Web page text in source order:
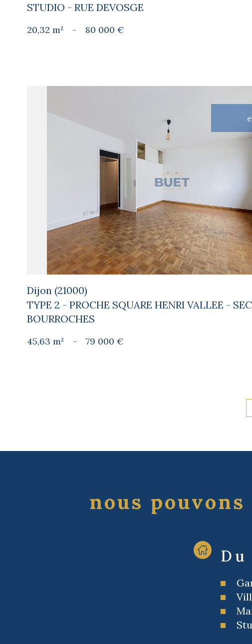
STUDIO - RUE DEVOSGE
20,32 m² - 80 000 €
voir le
bien
Dijon (21000)
TYPE 2 - PROCHE SQUARE HENRI VALLEE -
BOURROCHES
45,63 m² - 79 000 €
nous